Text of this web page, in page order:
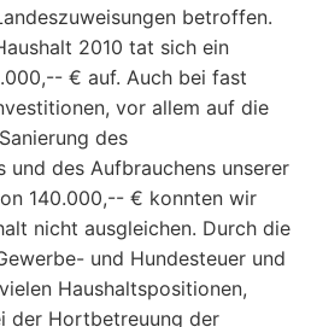
betroffen.
2010 tat sich ein
€ auf. Auch bei fast
vor allem auf die
des
und des Aufbrauchens unserer
140.000,-- € konnten wir
nicht ausgleichen. Durch die
und Hundesteuer und
Haushaltspositionen,
der Hortbetreuung der